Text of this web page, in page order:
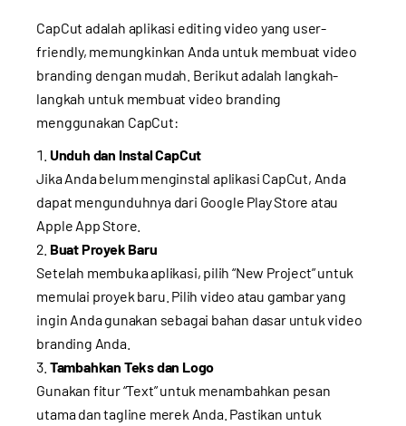
CapCut adalah aplikasi editing video yang user-
friendly, memungkinkan Anda untuk membuat video
branding dengan mudah. Berikut adalah langkah-
langkah untuk membuat video branding
menggunakan CapCut:
Unduh dan Instal CapCut
Jika Anda belum menginstal aplikasi CapCut, Anda
dapat mengunduhnya dari Google Play Store atau
Apple App Store.
Buat Proyek Baru
Setelah membuka aplikasi, pilih “New Project” untuk
memulai proyek baru. Pilih video atau gambar yang
ingin Anda gunakan sebagai bahan dasar untuk video
branding Anda.
Tambahkan Teks dan Logo
Gunakan fitur “Text” untuk menambahkan pesan
utama dan tagline merek Anda. Pastikan untuk